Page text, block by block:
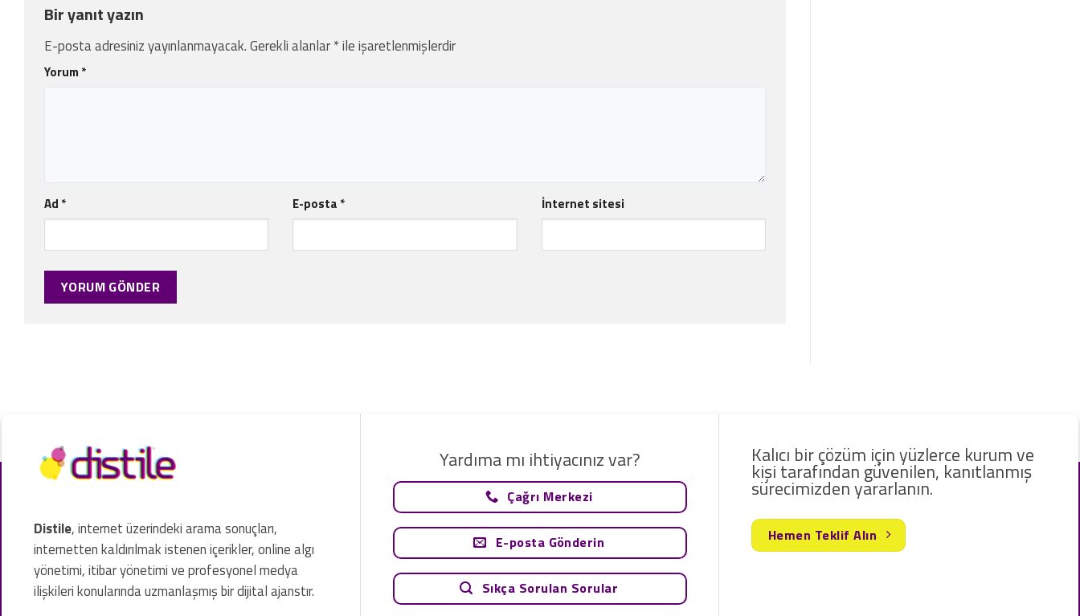
Bir yanıt yazın
E-posta adresiniz yayınlanmayacak.Gerekli alanlar*ile işaretlenmişlerdir
Yorum *
Ad * E-posta * İnternet sitesi
Distile, internet üzerindeki arama sonuçları,
internetten kaldırılmak istenen içerikler, online algı
yönetimi, itibar yönetimi ve profesyonel medya
ilişkileri konularında uzmanlaşmış bir dijital ajanstır.
Yardıma mı ihtiyacınız var?
Çağrı Merkezi
E-posta Gönderin
Sıkça Sorulan Sorular
Kalıcı bir çözüm için yüzlerce kurum ve
kişi tarafından güvenilen, kanıtlanmış
sürecimizden yararlanın.
Hemen Teklif Alın